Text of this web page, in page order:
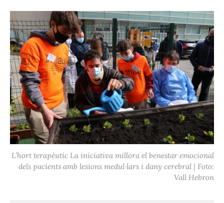
L’hort terapèutic La iniciativa millora el benestar emocional
dels pacients amb lesions medul·lars i dany cerebral | Foto:
Vall Hebron